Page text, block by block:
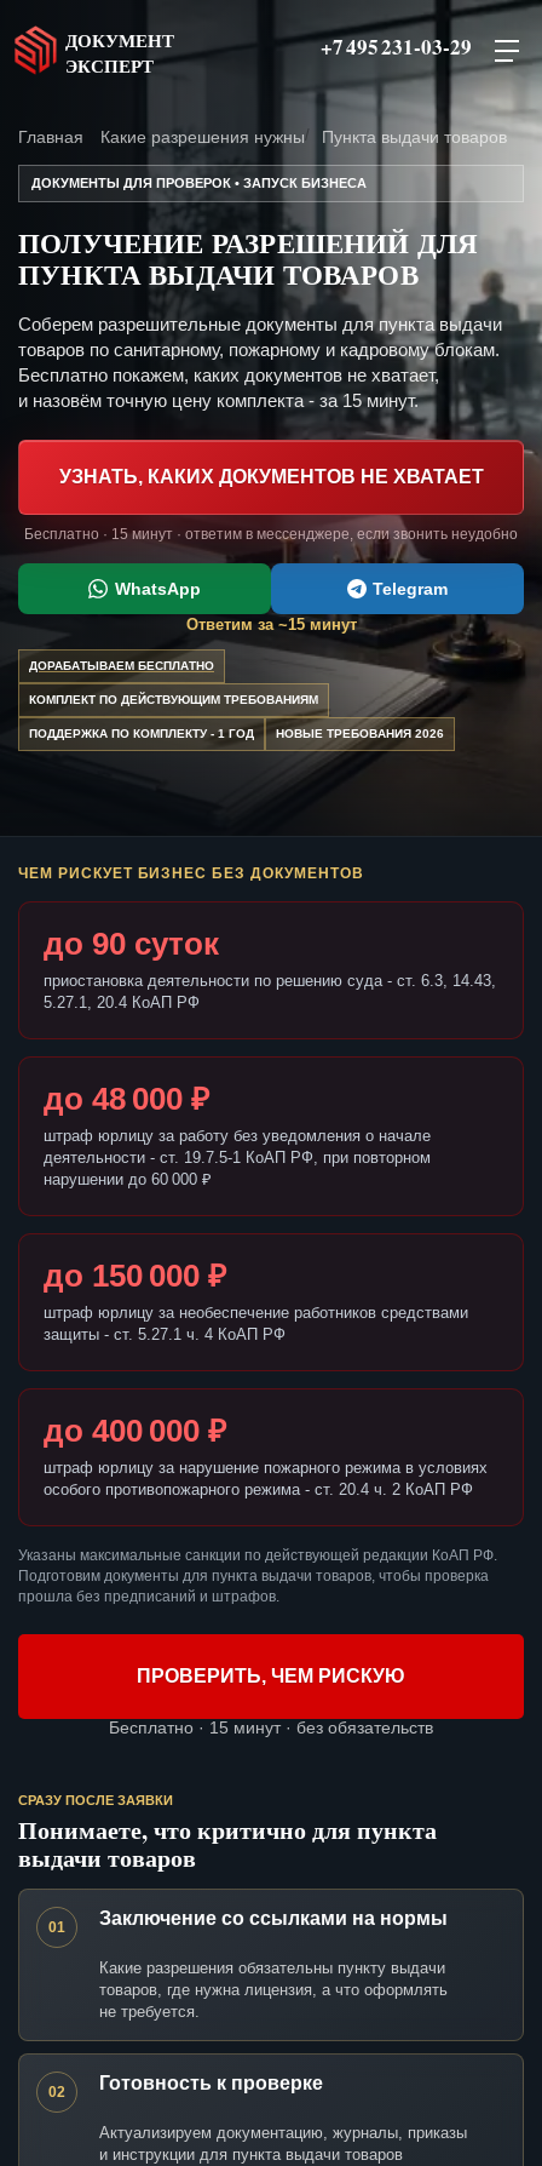
ДОКУМЕНТ
ЭКСПЕРТ
+7 495 231-03-29
Главная Какие разрешения нужны Пункта выдачи товаров
ДОКУМЕНТЫ ДЛЯ ПРОВЕРОК • ЗАПУСК БИЗНЕСА
ПОЛУЧЕНИЕ РАЗРЕШЕНИЙ ДЛЯ
ПУНКТА ВЫДАЧИ ТОВАРОВ
Соберем разрешительные документы для пункта выдачи
товаров по санитарному, пожарному и кадровому блокам.
Бесплатно покажем, каких документов не хватает,
и назовём точную цену комплекта - за 15 минут.
УЗНАТЬ, КАКИХ ДОКУМЕНТОВ НЕ ХВАТАЕТ
Бесплатно · 15 минут · ответим в мессенджере, если звонить неудобно
WhatsApp Telegram
Ответим за ~15 минут
ДОРАБАТЫВАЕМ БЕСПЛАТНО
КОМПЛЕКТ ПО ДЕЙСТВУЮЩИМ ТРЕБОВАНИЯМ
ПОДДЕРЖКА ПО КОМПЛЕКТУ - 1 ГОД НОВЫЕ ТРЕБОВАНИЯ 2026
ЧЕМ РИСКУЕТ БИЗНЕС БЕЗ ДОКУМЕНТОВ
до 90 суток
приостановка деятельности по решению суда - ст. 6.3, 14.43,
5.27.1, 20.4 КоАП РФ
до 48 000 ₽
штраф юрлицу за работу без уведомления о начале
деятельности - ст. 19.7.5-1 КоАП РФ, при повторном
нарушении до 60 000 ₽
до 150 000 ₽
штраф юрлицу за необеспечение работников средствами
защиты - ст. 5.27.1 ч. 4 КоАП РФ
до 400 000 ₽
штраф юрлицу за нарушение пожарного режима в условиях
особого противопожарного режима - ст. 20.4 ч. 2 КоАП РФ
Указаны максимальные санкции по действующей редакции КоАП РФ.
Подготовим документы для пункта выдачи товаров, чтобы проверка
прошла без предписаний и штрафов.
ПРОВЕРИТЬ, ЧЕМ РИСКУЮ
Бесплатно · 15 минут · без обязательств
СРАЗУ ПОСЛЕ ЗАЯВКИ
Понимаете, что критично для пункта
выдачи товаров
01 Заключение со ссылками на нормы
Какие разрешения обязательны пункту выдачи
товаров, где нужна лицензия, а что оформлять
не требуется.
02 Готовность к проверке
Актуализируем документацию, журналы, приказы
и инструкции для пункта выдачи товаров